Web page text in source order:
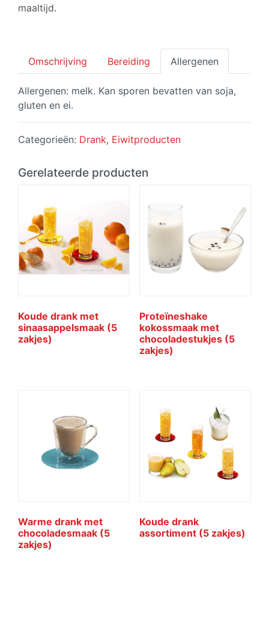
maaltijd.
Omschrijving Bereiding Allergenen
Allergenen: melk. Kan sporen bevatten van soja,
gluten en ei.
Categorieën: Drank, Eiwitproducten
Gerelateerde producten
Koude drank met
sinaasappelsmaak (5
zakjes)
Proteïneshake
kokossmaak met
chocoladestukjes (5
zakjes)
Warme drank met
chocoladesmaak (5
zakjes)
Koude drank
assortiment (5 zakjes)